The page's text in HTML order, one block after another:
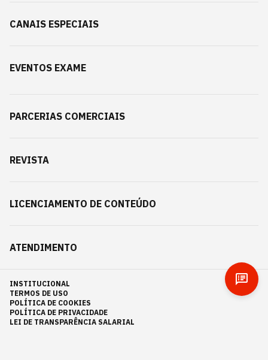
CANAIS ESPECIAIS
EVENTOS EXAME
PARCERIAS COMERCIAIS
REVISTA
LICENCIAMENTO DE CONTEÚDO
ATENDIMENTO
INSTITUCIONAL
TERMOS DE USO
POLÍTICA DE COOKIES
POLÍTICA DE PRIVACIDADE
LEI DE TRANSPARÊNCIA SALARIAL